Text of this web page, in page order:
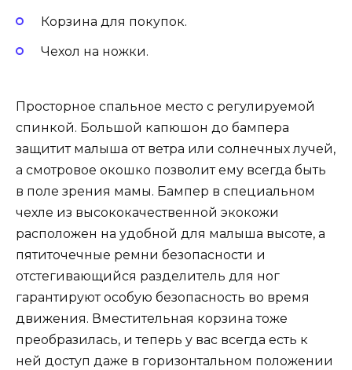
Корзина для покупок.
Чехол на ножки.
Просторное спальное место с регулируемой
спинкой. Большой капюшон до бампера
защитит малыша от ветра или солнечных лучей,
а смотровое окошко позволит ему всегда быть
в поле зрения мамы. Бампер в специальном
чехле из высококачественной экокожи
расположен на удобной для малыша высоте, а
пятиточечные ремни безопасности и
отстегивающийся разделитель для ног
гарантируют особую безопасность во время
движения. Вместительная корзина тоже
преобразилась, и теперь у вас всегда есть к
ней доступ даже в горизонтальном положении